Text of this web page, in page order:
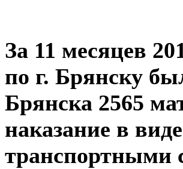
За 11 месяцев
по г. Брянску
Брянска 2565
наказание в
транспортными